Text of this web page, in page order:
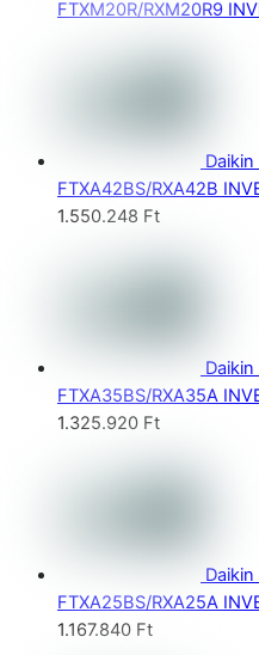
FTXM20R/RXM20R9
Daikin
FTXA42BS/RXA42B
1.550.248 Ft
Daikin
FTXA35BS/RXA35A
1.325.920 Ft
Daikin
FTXA25BS/RXA25A
1.167.840 Ft